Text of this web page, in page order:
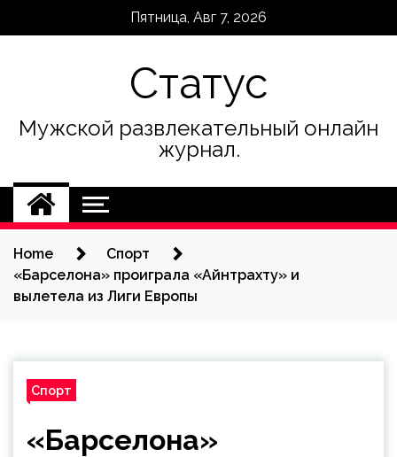
Пятница, Авг 7, 2026
Статус
Мужской развлекательный онлайн
журнал.
Home
Спорт
«Барселона» проиграла «Айнтрахту» и
вылетела из Лиги Европы
Спорт
«Барселона»